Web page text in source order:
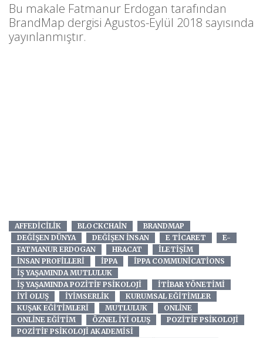
Bu makale Fatmanur Erdogan tarafından
BrandMap dergisi Agustos-Eylül 2018 sayısında
yayınlanmıştır.
AFFEDICILIK BLOCKCHAIN
BRANDMAP
DEĞIŞEN DÜNYA
DEĞIŞEN INSAN E TICARET
E-
FATMANUR ERDOGAN
HRACAT
ILETIŞIM
INSAN PROFILLERI
IPPA
IPPA COMMUNICATIONS
IŞ YAŞAMINDA MUTLULUK
IŞ YAŞAMINDA POZITIF PSIKOLOJI
ITIBAR YÖNETIMI
IYI OLUŞ
IYIMSERLIK
KURUMSAL EĞITIMLER
KUŞAK EĞITIMLERI
MUTLULUK
ONLINE
ONLINE EĞITIM
ÖZNEL IYI OLUŞ
POZITIF PSIKOLOJI
POZITIF PSIKOLOJI AKADEMISI